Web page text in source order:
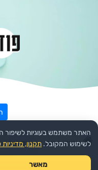
עמוד הבית >> עסקים
האתר משתמש בעוגיות לשיפור
לשימוש המקובל. תקנון,
מאשר